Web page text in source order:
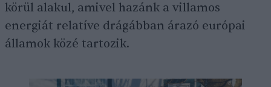
körül alakul, amivel hazánk a villamos
energiát relatíve drágábban árazó európai
államok közé tartozik.